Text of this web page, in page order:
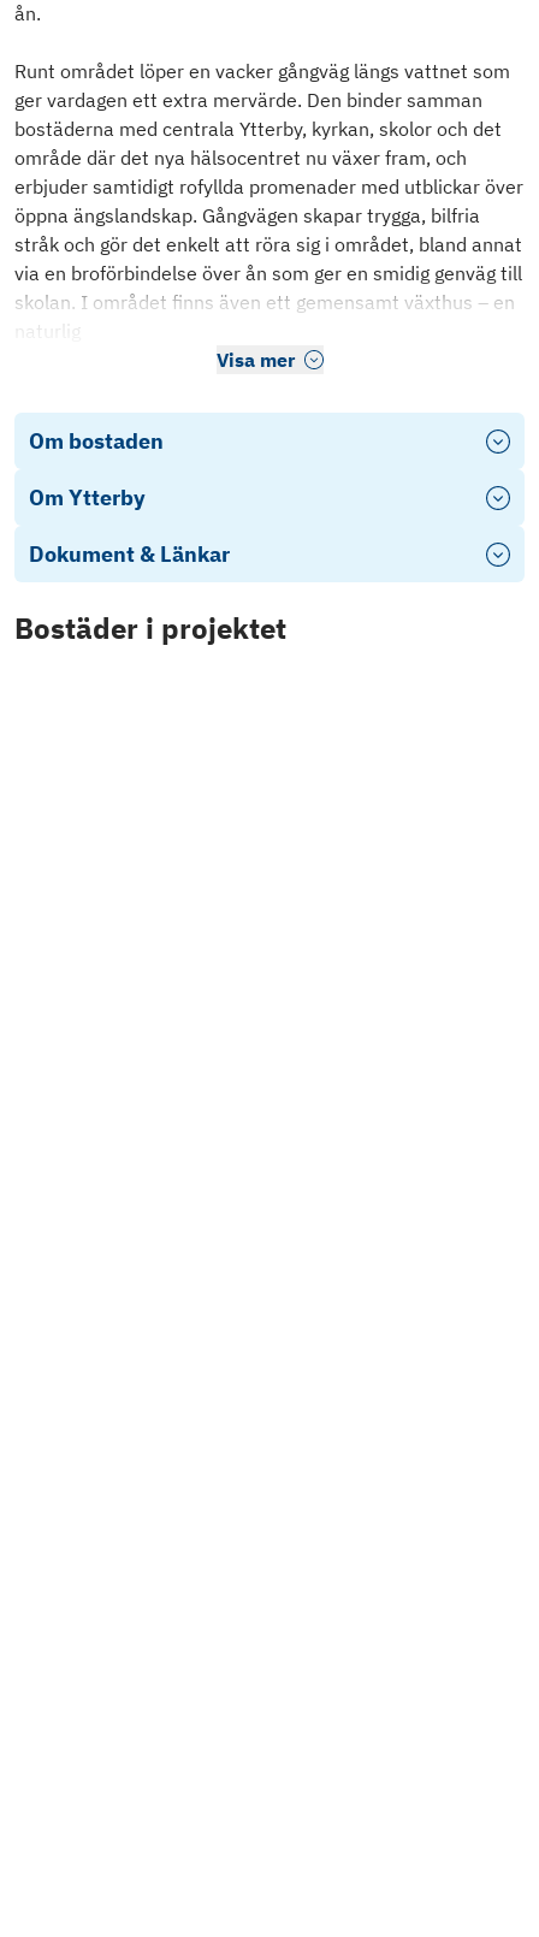
ån.
Runt området löper en vacker gångväg längs vattnet som
ger vardagen ett extra mervärde. Den binder samman
bostäderna med centrala Ytterby, kyrkan, skolor och det
område där det nya hälsocentret nu växer fram, och
erbjuder samtidigt rofyllda promenader med utblickar över
öppna ängslandskap. Gångvägen skapar trygga, bilfria
stråk och gör det enkelt att röra sig i området, bland annat
via en broförbindelse över ån som ger en smidig genväg till
skolan. I området finns även ett gemensamt växthus – en
naturlig
Visa mer
Om bostaden
Om Ytterby
Dokument & Länkar
Bostadsväljaren
Bostäder i projektet